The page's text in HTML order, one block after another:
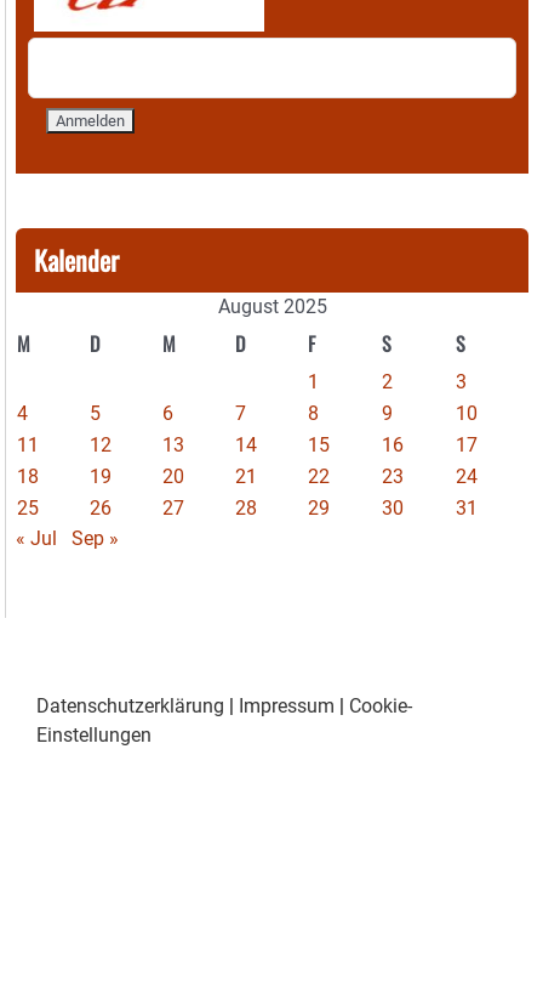
Kalender
August 2025
M D M D F S S
1 2
3
4
5 6 7 8 9
10
11
12 13 14 15 16
17
18
19 20 21 22 23
24
25
26 27 28 29 30
31
« Jul
Sep »
Datenschutzerklärung Impressum
Cookie-
Einstellungen